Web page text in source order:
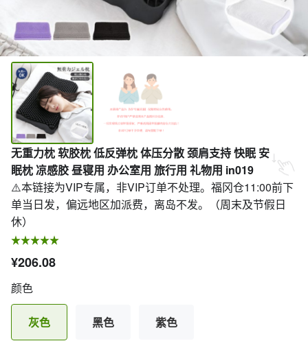
无重力枕 软胶枕 低反弹枕 体压分散 颈肩支持 快眠 安
眠枕 凉感胶 昼寝用 办公室用 旅行用 礼物用 in019
⚠️本链接为VIP专属，非VIP订单不处理。福冈仓11:00前下
单当日发，偏远地区加派费，离岛不发。（周末及节假日
休）
¥206.08
颜色
灰色 黑色 紫色